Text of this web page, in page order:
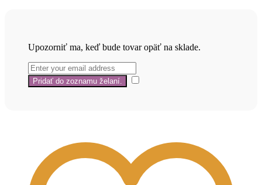
Upozorniť ma, keď bude tovar opäť na sklade.